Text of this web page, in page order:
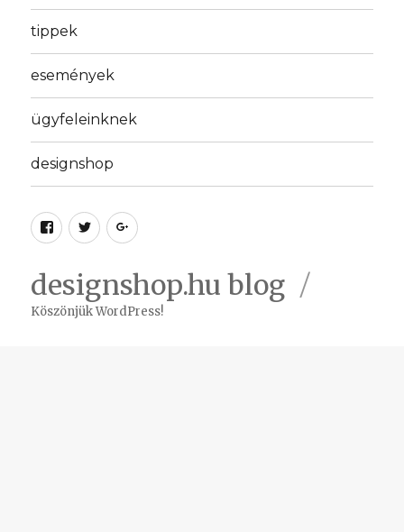
tippek
események
ügyfeleinknek
designshop
Facebook
TwitterGoogle
designshop.hu blog
Köszönjük WordPress!